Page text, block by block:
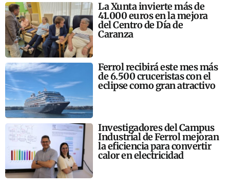
La Xunta invierte más de
41.000 euros en la mejora
del Centro de Día de
Caranza
Ferrol recibirá este mes más
de 6.500 cruceristas con el
eclipse como gran atractivo
Investigadores del Campus
Industrial de Ferrol mejoran
la eficiencia para convertir
calor en electricidad